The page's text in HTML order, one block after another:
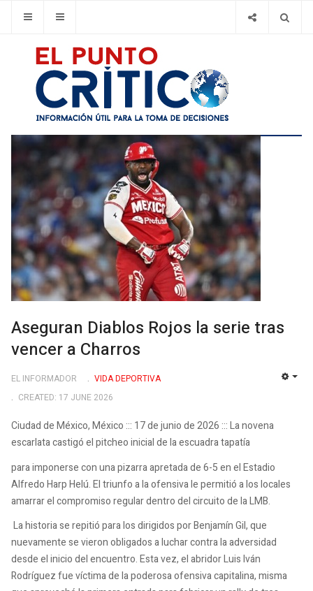
Aseguran Diablos Rojos la serie tras
vencer a Charros
EL INFORMADOR
VIDA DEPORTIVA
CREATED: 17 JUNE 2026
Ciudad de México, México ::: 17 de junio de 2026 ::: La novena
escarlata castigó el pitcheo inicial de la escuadra tapatía
para imponerse con una pizarra apretada de 6-5 en el Estadio
Alfredo Harp Helú. El triunfo a la ofensiva le permitió a los locales
amarrar el compromiso regular dentro del circuito de la LMB.
La historia se repitió para los dirigidos por Benjamín Gil, que
nuevamente se vieron obligados a luchar contra la adversidad
desde el inicio del encuentro. Esta vez, el abridor Luis Iván
Rodríguez fue víctima de la poderosa ofensiva capitalina, misma